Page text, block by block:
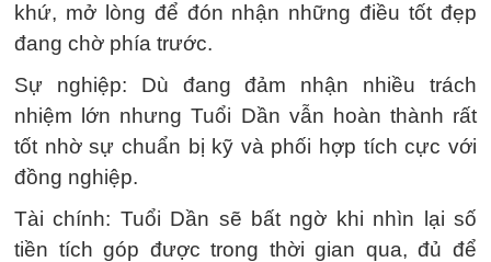
khứ, mở lòng để đón nhận những điều tốt đẹp
đang chờ phía trước.
Sự nghiệp: Dù đang đảm nhận nhiều trách
nhiệm lớn nhưng Tuổi Dần vẫn hoàn thành rất
tốt nhờ sự chuẩn bị kỹ và phối hợp tích cực với
đồng nghiệp.
Tài chính: Tuổi Dần sẽ bất ngờ khi nhìn lại số
tiền tích góp được trong thời gian qua, đủ để